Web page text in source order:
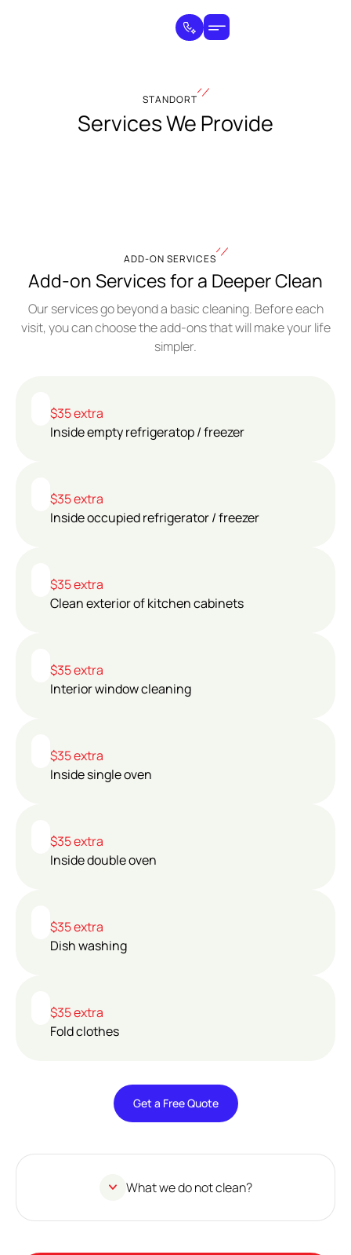
STANDORT
Services We Provide
ADD-ON SERVICES
Add-on Services for a Deeper Clean
Our services go beyond a basic cleaning. Before each
visit, you can choose the add-ons that will make your life
simpler.
$35 extra
Inside empty refrigeratoр / freezer
$35 extra
Inside occupied refrigerator / freezer
$35 extra
Clean exterior of kitchen cabinets
$35 extra
Interior window cleaning
$35 extra
Inside single oven
$35 extra
Inside double oven
$35 extra
Dish washing
$35 extra
Fold clothes
Get a Free Quote
Free
What we do not clean?